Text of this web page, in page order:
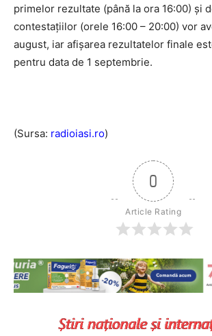
primelor rezultate (până la ora 16:00) şi
contestaţiilor (orele 16:00 – 20:00) vor
august, iar afişarea rezultatelor finale
pentru data de 1 septembrie.
(Sursa: radioiasi.ro)
0
Article Rating